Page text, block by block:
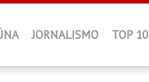
JORNALISMO TOP 10